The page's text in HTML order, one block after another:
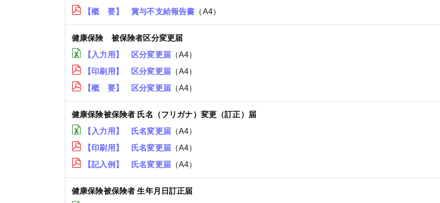
【概 要】 賞与不支給報告書 （A4）
健康保険 被保険者区分変更届
【入力用】 区分変更届（A4）
【印刷用】 区分変更届（A4）
【概 要】 区分変更届（A4）
健康保険被保険者 氏名（フリガナ）変更（訂正）届
【入力用】 氏名変更届（A4）
【印刷用】 氏名変更届（A4）
【記入例】 氏名変更届（A4）
健康保険被保険者 生年月日訂正届